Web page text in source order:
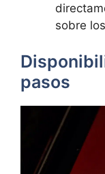
sobre
pasos